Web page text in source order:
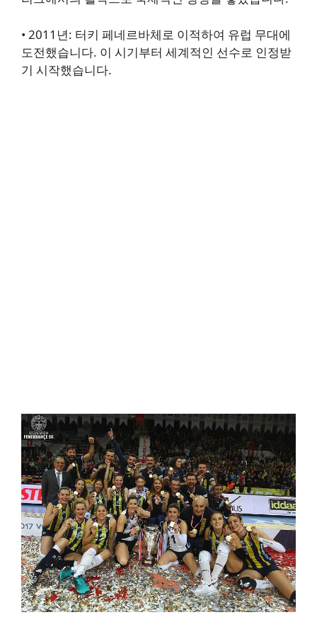
• 2011년: 터키 페네르바체로 이적하여 유럽 무대에
도전했습니다. 이 시기부터 세계적인 선수로 인정받
기 시작했습니다.